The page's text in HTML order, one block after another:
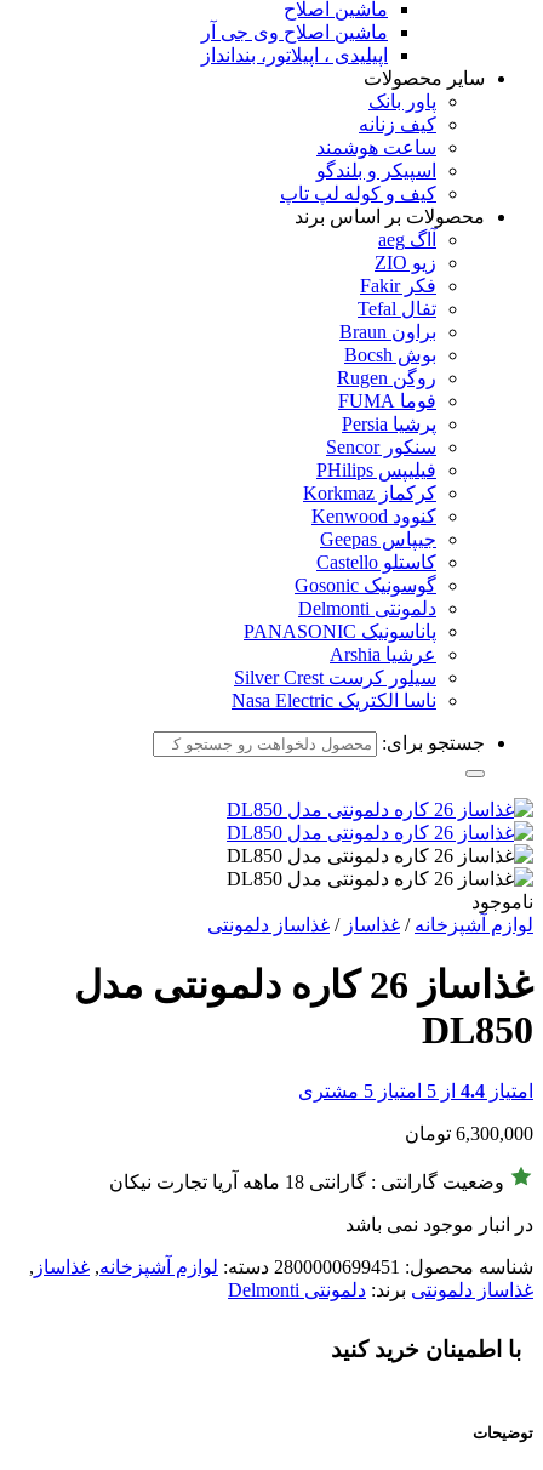
ماشین اصلاح
ماشین اصلاح وی جی آر
اپیلیدی ، اپیلاتور، بندانداز
سایر محصولات
پاور بانک
کیف زنانه
ساعت هوشمند
اسپیکر و بلندگو
کیف و کوله لپ تاپ
محصولات بر اساس برند
آاگ aeg
زیو ZIO
فکر Fakir
تفال Tefal
براون Braun
بوش Bocsh
روگن Rugen
فوما FUMA
پرشیا Persia
سنکور Sencor
فیلیپس PHilips
کرکماز Korkmaz
کنوود Kenwood
جیپاس Geepas
کاستلو Castello
گوسونیک Gosonic
دلمونتی Delmonti
پاناسونیک PANASONIC
عرشیا Arshia
سیلور کرست Silver Crest
ناسا الکتریک Nasa Electric
جستجو برای:
ناموجود
لوازم آشپزخانه / غذاساز / غذاساز دلمونتی
غذاساز 26 کاره دلمونتی مدل
DL850
امتیاز 4.4 از 5 امتیاز 5 مشتری
6,300,000 تومان
وضعیت گارانتی : گارانتی 18 ماهه آریا تجارت نیکان
در انبار موجود نمی باشد
شناسه محصول: 2800000699451 دسته: لوازم آشپزخانه, غذاساز ,
غذاساز دلمونتی برند: دلمونتی Delmonti
با اطمینان خرید کنید
توضیحات